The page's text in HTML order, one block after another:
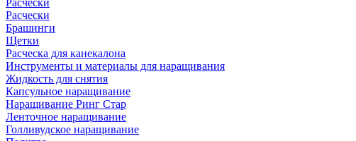
Расчески
Расчески
Брашинги
Щетки
Расческа для канекалона
Инструменты и материалы для наращивания
Жидкость для снятия
Капсульное наращивание
Наращивание Ринг Стар
Ленточное наращивание
Голливудское наращивание